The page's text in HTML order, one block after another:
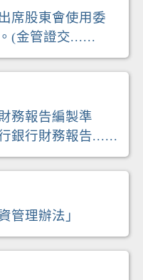
席股東會使用委
(金管證交......
務報告編製準
銀行財務報告......
管理辦法」